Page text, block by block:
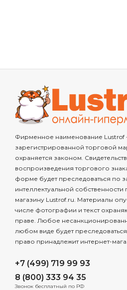
Фирменное наименование Lustrof
зарегистрированной торговой
охраняется законом.
воспроизведения торгового
форме будет преследоваться по
интеллектуальной
магазину Lustrof.ru. Материалы
числе фотографии и текст
праве. Любое
любом виде будет
право принадлежит интернет-
+7 (499) 719 99 93
8 (800) 333 94 35
Звонок бесплатный по РФ